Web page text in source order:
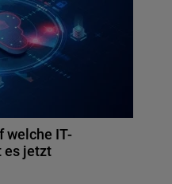
welche IT-
es jetzt